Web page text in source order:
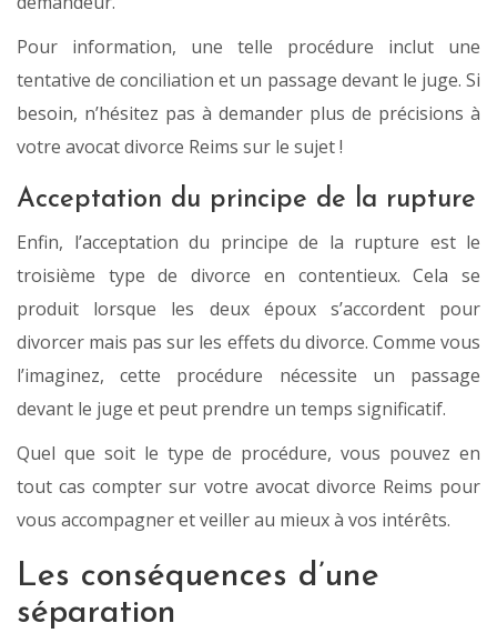
Pour information, une telle procédure inclut une
tentative de conciliation et un passage devant le juge. Si
besoin, n’hésitez pas à demander plus de précisions à
votre avocat divorce Reims sur le sujet !
Acceptation du principe de la rupture
Enfin, l’acceptation du principe de la rupture est le
troisième type de divorce en contentieux. Cela se
produit lorsque les deux époux s’accordent pour
divorcer mais pas sur les effets du divorce. Comme vous
l’imaginez, cette procédure nécessite un passage
devant le juge et peut prendre un temps significatif.
Quel que soit le type de procédure, vous pouvez en
tout cas compter sur votre avocat divorce Reims pour
vous accompagner et veiller au mieux à vos intérêts.
Les conséquences d’une
séparation